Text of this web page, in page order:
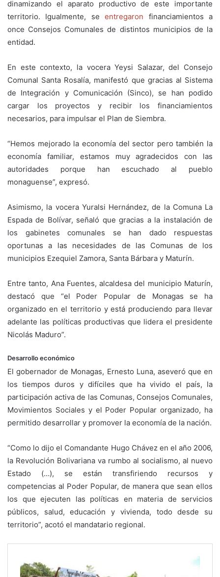
dinamizando el aparato productivo de este importante
territorio. Igualmente, seentregaron financiamientos a
once Consejos Comunales de distintos municipios de la
entidad.
En este contexto, la vocera Yeysi Salazar, del Consejo
Comunal Santa Rosalía, manifestó que gracias al Sistema
de Integración y Comunicación (Sinco), se han podido
cargar los proyectos y recibir los financiamientos
necesarios, para impulsar el Plan de Siembra.
“Hemos mejorado la economía del sector pero también la
economía familiar, estamos muy agradecidos con las
autoridades porque han escuchado al pueblo
monaguense”, expresó.
Asimismo, la vocera Yuralsi Hernández, de la Comuna La
Espada de Bolívar, señaló que gracias a la instalación de
los gabinetes comunales se han dado respuestas
oportunas a las necesidades de las Comunas de los
municipios Ezequiel Zamora, Santa Bárbara y Maturín.
Entre tanto, Ana Fuentes, alcaldesa del municipio Maturín,
destacó que “el Poder Popular de Monagas se ha
organizado en el territorio y está produciendo para llevar
adelante las políticas productivas que lidera el presidente
Nicolás Maduro”.
Desarrollo económico
El gobernador de Monagas, Ernesto Luna, aseveró que en
los tiempos duros y difíciles que ha vivido el país, la
participación activa de las Comunas, Consejos Comunales,
Movimientos Sociales y el Poder Popular organizado, ha
permitido desarrollar y promover la economía de la nación.
“Como lo dijo el Comandante Hugo Chávez en el año 2006,
la Revolución Bolivariana va rumbo al socialismo, al nuevo
Estado (…), se están transfiriendo recursos y
competencias al Poder Popular, de manera que sean ellos
los que ejecuten las políticas en materia de servicios
públicos, salud, educación y vivienda, todo desde su
territorio”, acotó el mandatario regional.